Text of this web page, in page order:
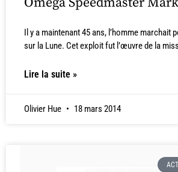
Il y a maintenant 45 ans, l’homme marchait
sur la Lune. Cet exploit fut l’œuvre de la
Lire la suite »
Olivier Hue 18 mars 2014